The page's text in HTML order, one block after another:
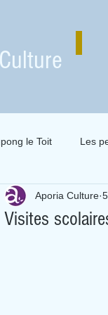
le Toit Les
Zai Attitude
Visites
Aporia Culture